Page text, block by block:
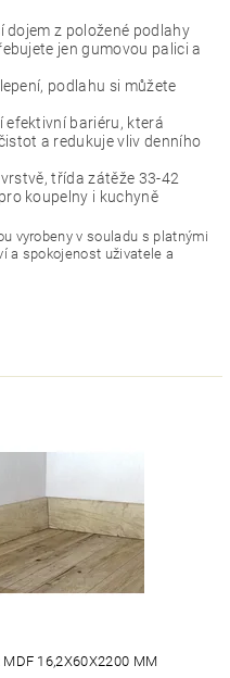
dojem z položené podlahy
jen gumovou palici a
podlahu si můžete
efektivní bariéru, která
a redukuje vliv denního
třída zátěže 33-42
koupelny i kuchyně
vyrobeny v souladu s platnými
a spokojenost uživatele a
MDF 16,2X60X2200 MM